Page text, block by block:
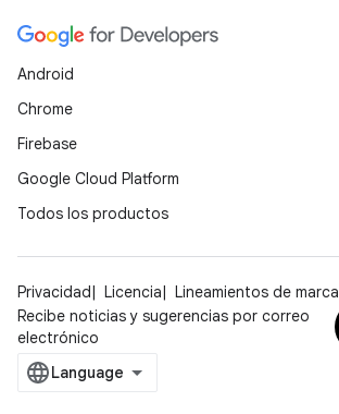
Android
Chrome
Firebase
Google Cloud Platform
Todos los productos
Privacidad Licencia Lineamientos de marca
Recibe noticias y sugerencias por correo
electrónico